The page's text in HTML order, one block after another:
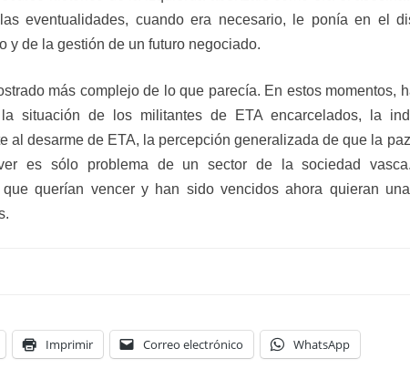
eventualidades, cuando era necesario, le ponía en el
y de la gestión de un futuro negociado.
más complejo de lo que parecía. En estos momentos,
situación de los militantes de ETA encarcelados, la
al desarme de ETA, la percepción generalizada de que la
es sólo problema de un sector de la sociedad
querían vencer y han sido vencidos ahora quieran
Imprimir Correo electrónico WhatsApp